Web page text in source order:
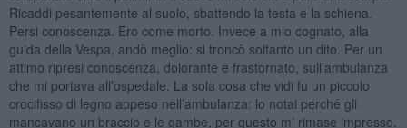
Ricaddi pesantemente al suolo, sbattendo la testa e la schiena.
Persi conoscenza. Ero come morto. Invece a mio cognato, alla
guida della Vespa, andò meglio: si troncò soltanto un dito. Per un
attimo ripresi conoscenza, dolorante e frastornato, sull’ambulanza
che mi portava all’ospedale. La sola cosa che vidi fu un piccolo
crocifisso di legno appeso nell’ambulanza: lo notai perché gli
mancavano un braccio e le gambe, per questo mi rimase impresso.